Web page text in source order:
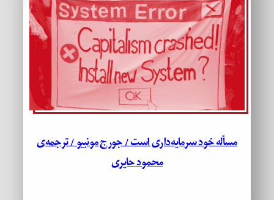
مسأله خود سرمایه‌داری است / جورج مونبیو / ترجمه‌ی
محمود حایری